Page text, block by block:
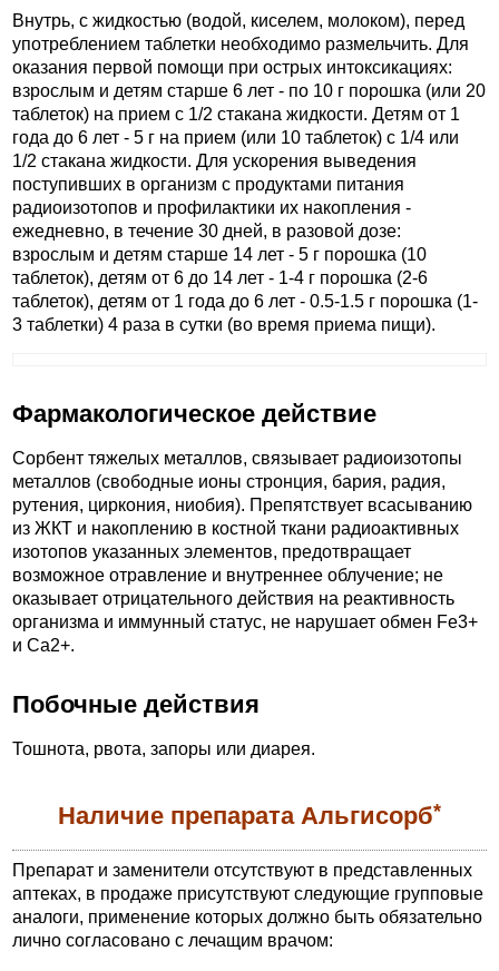
Внутрь, с жидкостью (водой, киселем, молоком), перед
употреблением таблетки необходимо размельчить. Для
оказания первой помощи при острых интоксикациях:
взрослым и детям старше 6 лет - по 10 г порошка (или 20
таблеток) на прием с 1/2 стакана жидкости. Детям от 1
года до 6 лет - 5 г на прием (или 10 таблеток) с 1/4 или
1/2 стакана жидкости. Для ускорения выведения
поступивших в организм с продуктами питания
радиоизотопов и профилактики их накопления -
ежедневно, в течение 30 дней, в разовой дозе:
взрослым и детям старше 14 лет - 5 г порошка (10
таблеток), детям от 6 до 14 лет - 1-4 г порошка (2-6
таблеток), детям от 1 года до 6 лет - 0.5-1.5 г порошка (1-
3 таблетки) 4 раза в сутки (во время приема пищи).
Фармакологическое действие
Сорбент тяжелых металлов, связывает радиоизотопы
металлов (свободные ионы стронция, бария, радия,
рутения, циркония, ниобия). Препятствует всасыванию
из ЖКТ и накоплению в костной ткани радиоактивных
изотопов указанных элементов, предотвращает
возможное отравление и внутреннее облучение; не
оказывает отрицательного действия на реактивность
организма и иммунный статус, не нарушает обмен Fe3+
и Ca2+.
Побочные действия
Тошнота, рвота, запоры или диарея.
Наличие препарата Альгисорб*
Препарат и заменители отсутствуют в представленных
аптеках, в продаже присутствуют следующие групповые
аналоги, применение которых должно быть обязательно
лично согласовано с лечащим врачом: